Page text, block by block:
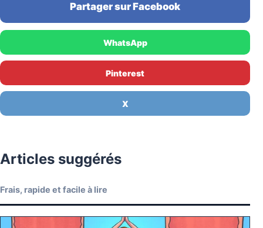
Partager sur Facebook
WhatsApp
Pinterest
X
Articles suggérés
Frais, rapide et facile à lire